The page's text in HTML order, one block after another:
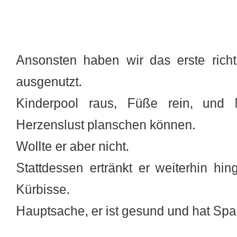
Ansonsten haben wir das erste
ausgenutzt.
Kinderpool raus, Füße rein, und
Herzenslust planschen können.
Wollte er aber nicht.
Stattdessen ertränkt er weiterhin
Kürbisse.
Hauptsache, er ist gesund und hat